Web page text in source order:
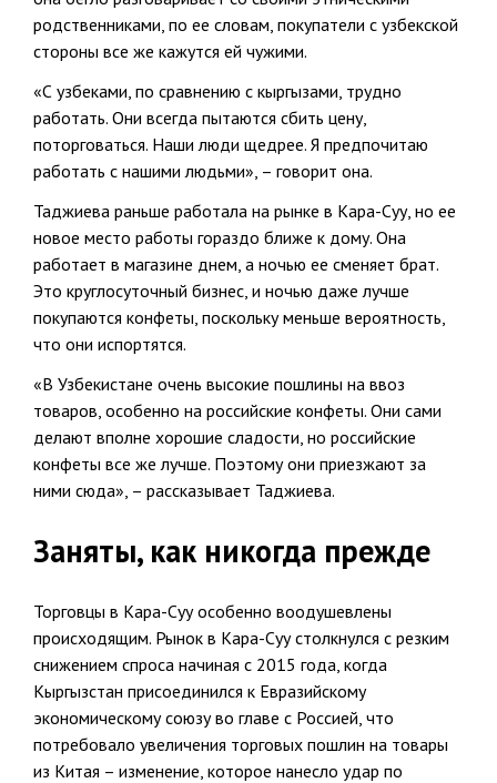
родственниками, по ее словам, покупатели с узбекской
стороны все же кажутся ей чужими.
«С узбеками, по сравнению с кыргызами, трудно
работать. Они всегда пытаются сбить цену,
поторговаться. Наши люди щедрее. Я предпочитаю
работать с нашими людьми», – говорит она.
Таджиева раньше работала на рынке в Кара-Суу, но ее
новое место работы гораздо ближе к дому. Она
работает в магазине днем, а ночью ее сменяет брат.
Это круглосуточный бизнес, и ночью даже лучше
покупаются конфеты, поскольку меньше вероятность,
что они испортятся.
«В Узбекистане очень высокие пошлины на ввоз
товаров, особенно на российские конфеты. Они сами
делают вполне хорошие сладости, но российские
конфеты все же лучше. Поэтому они приезжают за
ними сюда», – рассказывает Таджиева.
Заняты, как никогда прежде
Торговцы в Кара-Суу особенно воодушевлены
происходящим. Рынок в Кара-Суу столкнулся с резким
снижением спроса начиная с 2015 года, когда
Кыргызстан присоединился к Евразийскому
экономическому союзу во главе с Россией, что
потребовало увеличения торговых пошлин на товары
из Китая – изменение, которое нанесло удар по